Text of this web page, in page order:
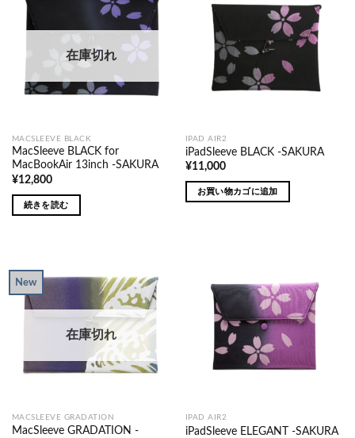
在庫切れ
MACSLEEVE BLACK
MacSleeve BLACK for
MacBookAir 13inch -SAKURA
¥12,800
続きを読む
IPAD AIR2
iPadSleeve BLACK -SAKURA
¥11,000
お買い物カゴに追加
New
在庫切れ
MACSLEEVE GRADATION
MacSleeve GRADATION -
IPAD AIR2
iPadSleeve ELEGANT -SAKURA